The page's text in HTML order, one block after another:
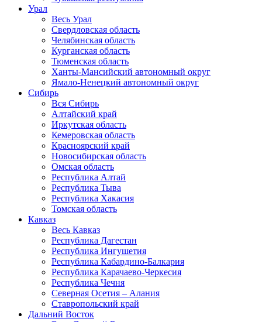
Урал
Весь Урал
Свердловская область
Челябинская область
Курганская область
Тюменская область
Ханты-Мансийский автономный округ
Ямало-Ненецкий автономный округ
Сибирь
Вся Сибирь
Алтайский край
Иркутская область
Кемеровская область
Красноярский край
Новосибирская область
Омская область
Республика Алтай
Республика Тыва
Республика Хакасия
Томская область
Кавказ
Весь Кавказ
Республика Дагестан
Республика Ингушетия
Республика Кабардино-Балкария
Республика Карачаево-Черкесия
Республика Чечня
Северная Осетия – Алания
Ставропольский край
Дальний Восток